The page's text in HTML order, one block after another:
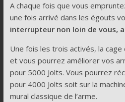
A chaque fois que vous
une fois arrivé dans les égouts
interrupteur non loin de vous,
Une fois les trois activés, la
et vous pourrez améliorer vos
pour 5000 Jolts. Vous pourrez
pour 4000 Jolts soit sur la
mural classique de l’arme.